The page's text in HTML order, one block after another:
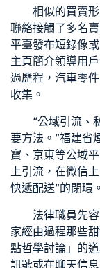
相似的買賣
聯絡接觸了多名
平臺發布短錄像
主頁簡介領導用
過歷程， 汽車零件
收集。
“公域引流、
要方法。”福建省
寶、京東等公域
上引流，在微信
快遞配送”的閉環。
法律職員先
家經由過程那些
點哲學討論」的
訊號或在聊天信